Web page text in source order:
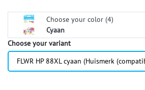
Choose your color (4)
Cyaan
Choose your variant
FLWR HP 88XL cyaan (Huismerk